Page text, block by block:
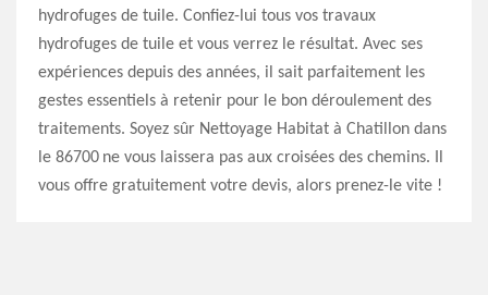
hydrofuges de tuile. Confiez-lui tous vos travaux
hydrofuges de tuile et vous verrez le résultat. Avec ses
expériences depuis des années, il sait parfaitement les
gestes essentiels à retenir pour le bon déroulement des
traitements. Soyez sûr Nettoyage Habitat à Chatillon dans
le 86700 ne vous laissera pas aux croisées des chemins. Il
vous offre gratuitement votre devis, alors prenez-le vite !